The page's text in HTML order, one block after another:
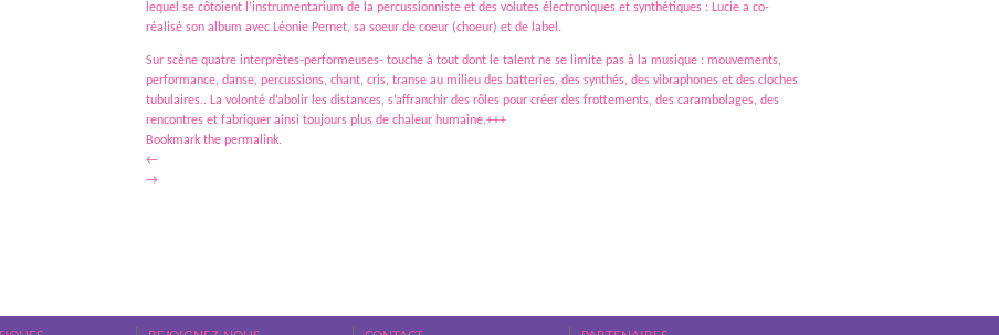
lequel se côtoient l’instrumentarium de la percussionniste et des volutes électroniques et synthétiques : Lucie a co-
réalisé son album avec Léonie Pernet, sa soeur de coeur (choeur) et de label.
Sur scène quatre interprètes-performeuses- touche à tout dont le talent ne se limite pas à la musique : mouvements,
performance, danse, percussions, chant, cris, transe au milieu des batteries, des synthés, des vibraphones et des cloches
tubulaires.. La volonté d’abolir les distances, s’affranchir des rôles pour créer des frottements, des carambolages, des
rencontres et fabriquer ainsi toujours plus de chaleur humaine.+++
Bookmark the permalink.
←
→